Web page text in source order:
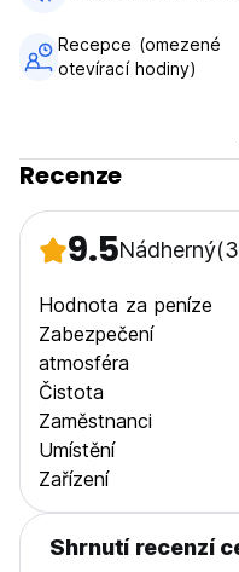
Recepce (omezené
otevírací hodiny)
Recenze
9.5Nádherný
Hodnota za peníze
Zabezpečení
atmosféra
Čistota
Zaměstnanci
Umístění
Zařízení
Shrnutí recenzí